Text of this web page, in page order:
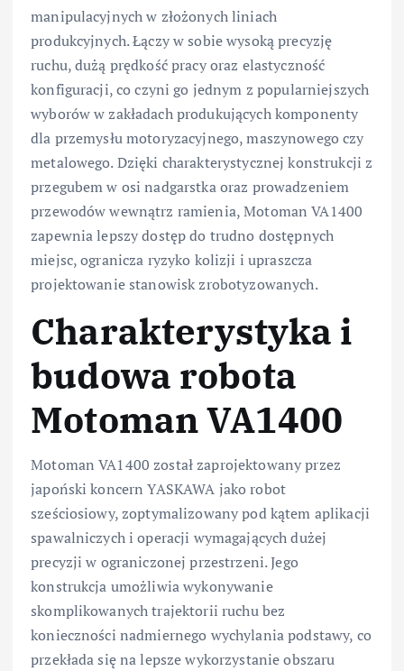
manipulacyjnych w złożonych liniach
produkcyjnych. Łączy w sobie wysoką precyzję
ruchu, dużą prędkość pracy oraz elastyczność
konfiguracji, co czyni go jednym z popularniejszych
wyborów w zakładach produkujących komponenty
dla przemysłu motoryzacyjnego, maszynowego czy
metalowego. Dzięki charakterystycznej konstrukcji z
przegubem w osi nadgarstka oraz prowadzeniem
przewodów wewnątrz ramienia, Motoman VA1400
zapewnia lepszy dostęp do trudno dostępnych
miejsc, ogranicza ryzyko kolizji i upraszcza
projektowanie stanowisk zrobotyzowanych.
Charakterystyka i
budowa robota
Motoman VA1400
Motoman VA1400 został zaprojektowany przez
japoński koncern YASKAWA jako robot
sześciosiowy, zoptymalizowany pod kątem aplikacji
spawalniczych i operacji wymagających dużej
precyzji w ograniczonej przestrzeni. Jego
konstrukcja umożliwia wykonywanie
skomplikowanych trajektorii ruchu bez
konieczności nadmiernego wychylania podstawy, co
przekłada się na lepsze wykorzystanie obszaru